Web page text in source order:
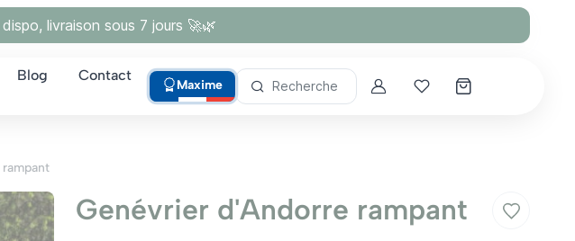
livraison sous 7 jours 🚀🌿
Blog Contact
Maxime Recherche AccountMes coups de cœur
Genévrier d'Andorre rampant